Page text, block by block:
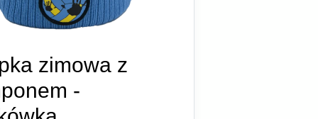
zimowa z
-